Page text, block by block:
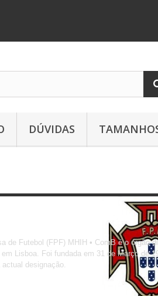
DÚVIDAS
de Futebol (FPF) MHIH • ComB é o órgão
Lisboa. Foi fundada em 31 de Março de
designação.